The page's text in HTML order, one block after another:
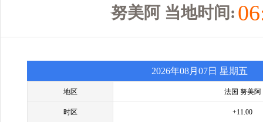
努美阿 当地时间:
2026年08月07日 星期五
地区 法国 努美阿
时区 +11.00